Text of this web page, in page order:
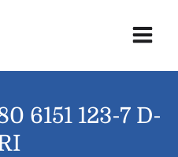
6151 123-7 D-